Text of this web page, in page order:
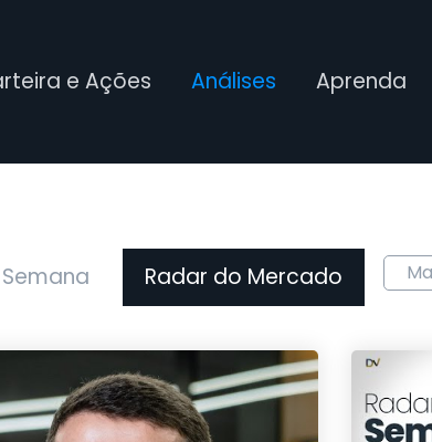
e Ações Análises Aprenda
Radar do Mercado